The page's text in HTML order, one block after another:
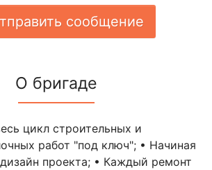
сообщение
О бригаде
цикл строительных и
работ "под ключ"; • Начиная
проекта; • Каждый ремонт